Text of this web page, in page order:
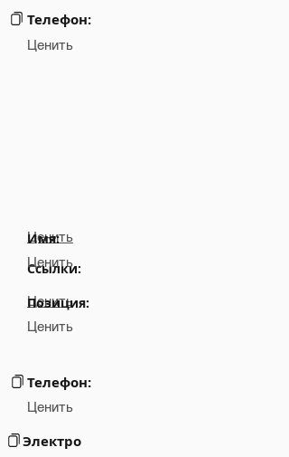
Телефон:
Ценить
Ценить
Ссылки:
Ценить
Имя:
Ценить
Позиция:
Ценить
Телефон:
Ценить
Электро